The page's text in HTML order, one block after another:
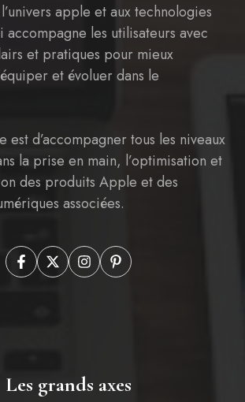
apple et aux technologies
accompagne les utilisateurs avec
et pratiques pour mieux
et évoluer dans le
est d’accompagner tous les niveaux
la prise en main, l’optimisation et
des produits Apple et des
associées.
Les grands axes